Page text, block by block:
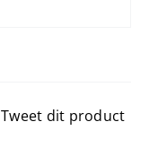
Tweet dit product